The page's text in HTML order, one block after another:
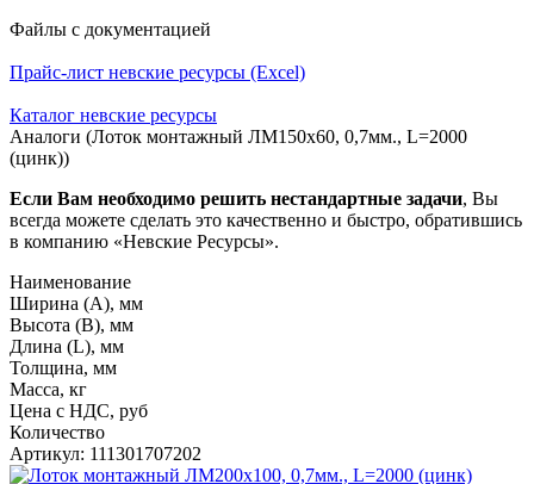
Файлы с документацией
Прайс-лист невские ресурсы (Excel)
Каталог невские ресурсы
Аналоги (Лоток монтажный ЛМ150х60, 0,7мм., L=2000
(цинк))
Если Вам необходимо решить нестандартные задачи, Вы
всегда можете сделать это качественно и быстро, обратившись
в компанию «Невские Ресурсы».
Наименование
Ширина (А), мм
Высота (В), мм
Длина (L), мм
Толщина, мм
Масса, кг
Цена с НДС, руб
Количество
Артикул: 111301707202